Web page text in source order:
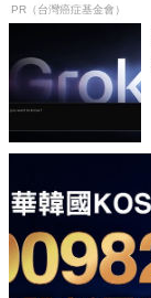
PR（台灣癌症基金會）